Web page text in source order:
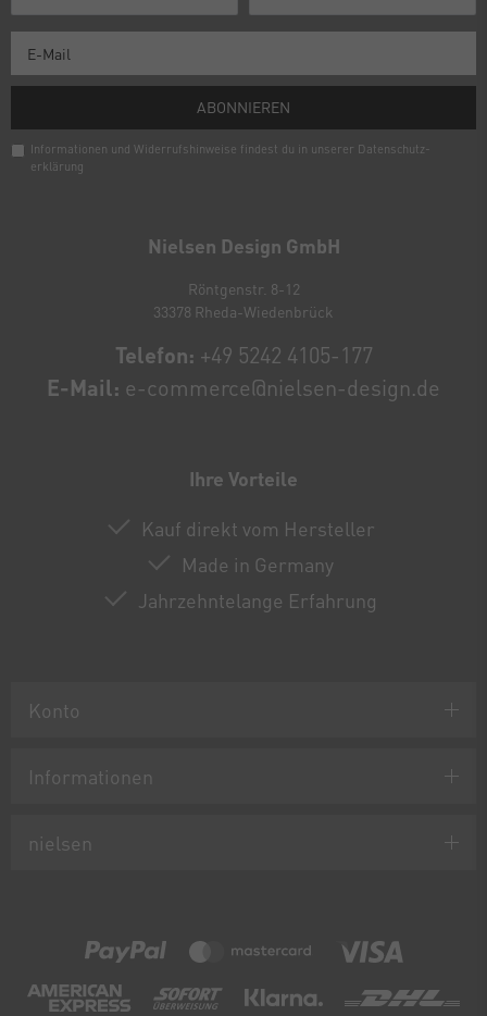
Nielsen Design GmbH
Röntgenstr. 8-12
33378 Rheda-Wiedenbrück
Telefon: +49 5242 4105-177
E-Mail: e-commerce@nielsen-design.de
Ihre Vorteile
Kauf direkt vom Hersteller
Made in Germany
Jahrzehntelange Erfahrung
Konto
Informationen
nielsen
ABONNIEREN
Informationen und Widerrufshinweise findest du in unserer Daten­schutz­
erklärung